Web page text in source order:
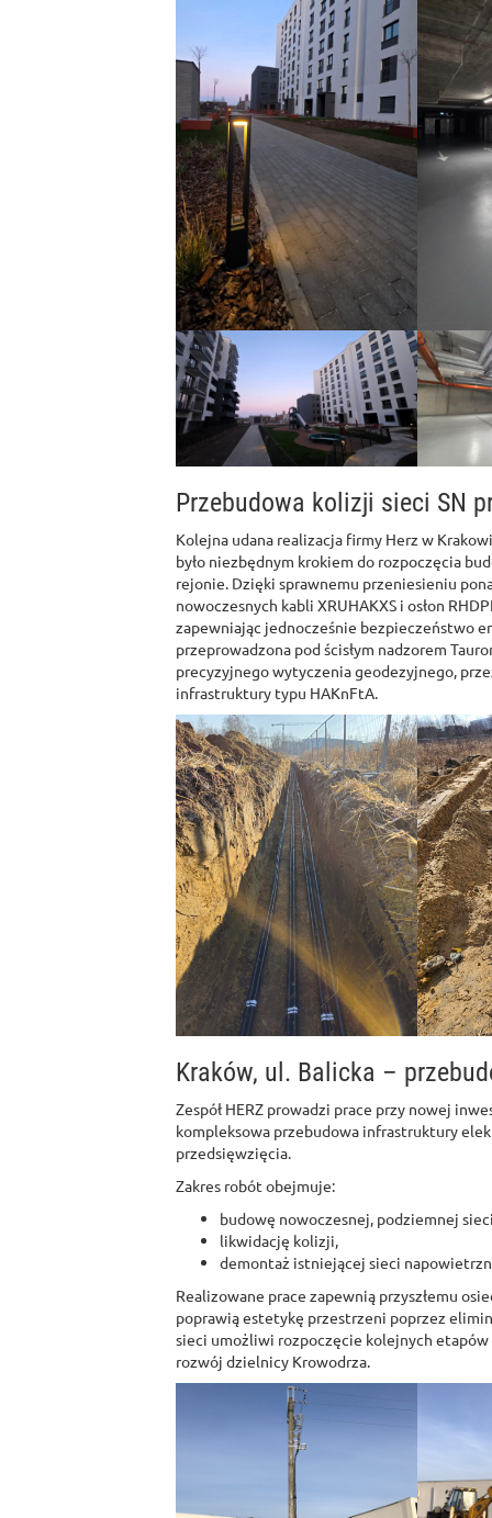
Przebudowa kolizji sieci SN
Kolejna udana realizacja firmy Herz w
było niezbędnym krokiem do rozpoczęcia
rejonie. Dzięki sprawnemu przeniesieniu
nowoczesnych kabli XRUHAKXS i osłon
zapewniając jednocześnie bezpieczeństwo
przeprowadzona pod ścisłym nadzorem
precyzyjnego wytyczenia geodezyjnego,
infrastruktury typu HAKnFtA.
Kraków, ul. Balicka –
Zespół HERZ prowadzi prace przy nowej
kompleksowa przebudowa infrastruktury
przedsięwzięcia.
Zakres robót obejmuje:
budowę nowoczesnej, podziemnej
likwidację kolizji,
demontaż istniejącej sieci
Realizowane prace zapewnią przyszłemu
poprawią estetykę przestrzeni poprzez
sieci umożliwi rozpoczęcie kolejnych
rozwój dzielnicy Krowodrza.